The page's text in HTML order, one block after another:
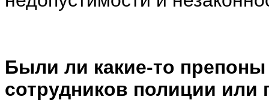
Были ли какие-то
сотрудников полиции или